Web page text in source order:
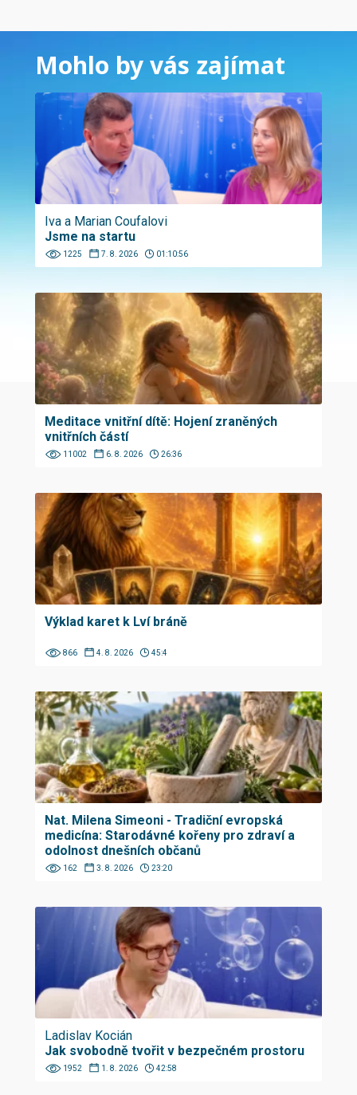
Mohlo by vás zajímat
Iva a Marian Coufalovi
Jsme na startu
1225 7. 8. 2026 01:10:56
Meditace vnitřní dítě: Hojení zraněných
vnitřních částí
11002 6. 8. 2026 26:36
Výklad karet k Lví bráně
866 4. 8. 2026 45:4
Nat. Milena Simeoni - Tradiční evropská
medicína: Starodávné kořeny pro zdraví a
odolnost dnešních občanů
162 3. 8. 2026 23:20
Ladislav Kocián
Jak svobodně tvořit v bezpečném prostoru
1952 1. 8. 2026 42:58